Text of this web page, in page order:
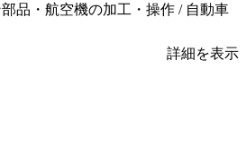
品・航空機の加工・操作 / 自動車
詳細を表示